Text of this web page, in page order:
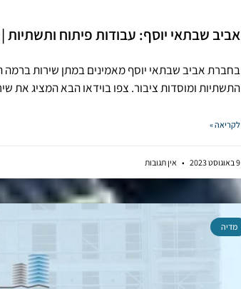
אביב שבתאי יוסף: עבודות פיתוח ותשתיות
בחברת אביב שבתאי יוסף מאמינים במתן שירות ברמה
התשתיות ומוסדות ציבור. צפו בוידאו הבא המציג את
לקריאה »
9 באוגוסט 2023 אין תגובות
מדיה